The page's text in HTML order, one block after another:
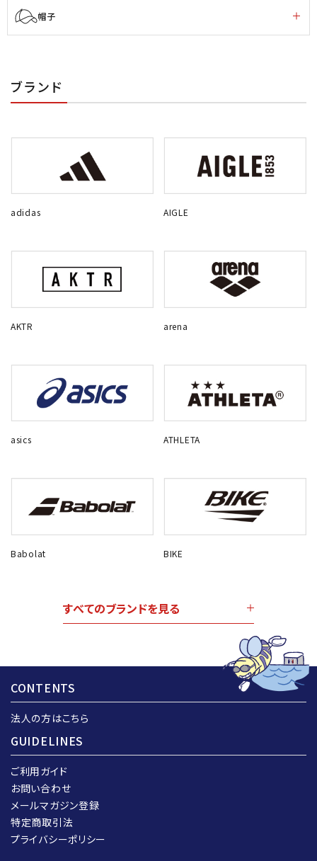
帽子
ブランド
adidas AIGLE
AKTR arena
asics ATHLETA
Babolat BIKE
すべてのブランドを見る
CONTENTS
法人の方はこちら
GUIDELINES
ご利用ガイド
お問い合わせ
メールマガジン登録
特定商取引法
プライバシーポリシー